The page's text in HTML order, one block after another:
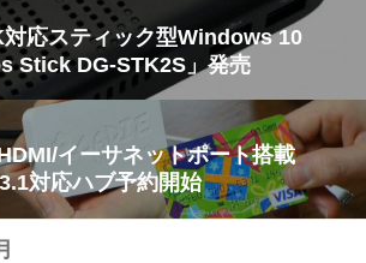
対応スティック型Windows 10
Stick DG-STK2S」発売
イーサネットポート搭載
対応ハブ予約開始